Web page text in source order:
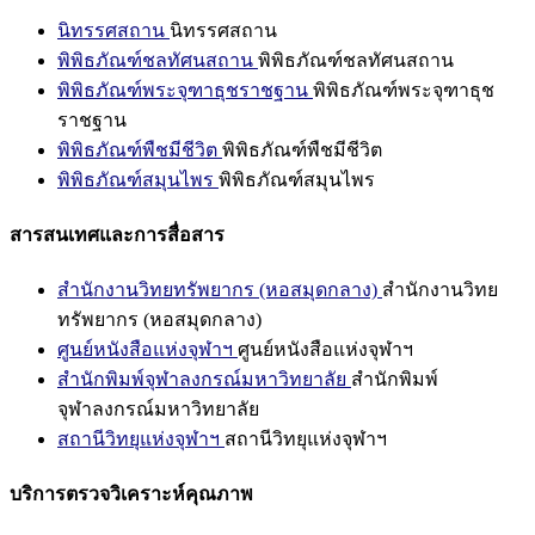
นิทรรศสถาน นิทรรศสถาน
พิพิธภัณฑ์ชลทัศนสถาน พิพิธภัณฑ์ชลทัศนสถาน
พิพิธภัณฑ์พระจุฑาธุชราชฐาน พิพิธภัณฑ์พระจุฑาธุช
ราชฐาน
พิพิธภัณฑ์พืชมีชีวิต พิพิธภัณฑ์พืชมีชีวิต
พิพิธภัณฑ์สมุนไพร พิพิธภัณฑ์สมุนไพร
สารสนเทศและการสื่อสาร
สำนักงานวิทยทรัพยากร (หอสมุดกลาง) สำนักงานวิทย
ทรัพยากร (หอสมุดกลาง)
ศูนย์หนังสือแห่งจุฬาฯ ศูนย์หนังสือแห่งจุฬาฯ
สำนักพิมพ์จุฬาลงกรณ์มหาวิทยาลัย สำนักพิมพ์
จุฬาลงกรณ์มหาวิทยาลัย
สถานีวิทยุแห่งจุฬาฯ สถานีวิทยุแห่งจุฬาฯ
บริการตรวจวิเคราะห์คุณภาพ